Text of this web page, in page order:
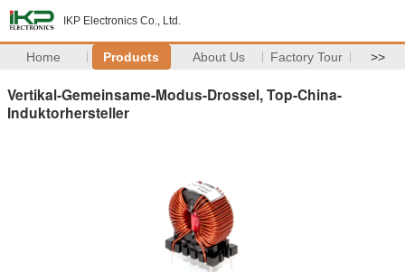
IKP Electronics Co., Ltd.
Home Products About Us Factory Tour >>
Vertikal-Gemeinsame-Modus-Drossel, Top-China-
Induktorhersteller